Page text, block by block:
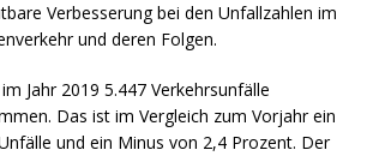
Verbesserung bei den Unfallzahlen im
und deren Folgen.
Jahr 2019 5.447 Verkehrsunfälle
Das ist im Vergleich zum Vorjahr ein
und ein Minus von 2,4 Prozent. Der